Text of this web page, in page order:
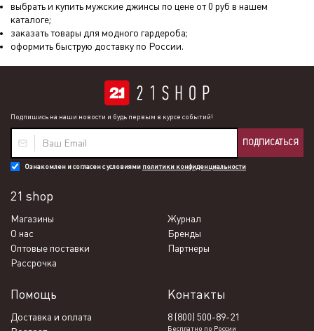
выбрать и купить мужские джинсы по цене от 0 руб в нашем
каталоге;
заказать товары для модного гардероба;
оформить быструю доставку по России.
Подпишись на наши новости и будь первым в курсе событий!
ПОДПИСАТЬСЯ
Ознакомлен и согласен с условиями политики конфиденциальности
21 shop
Магазины
Журнал
О нас
Бренды
Оптовые поставки
Партнеры
Рассрочка
Помощь
Доставка и оплата
Контакты
8 (800) 500-89-21
Бесплатно по России